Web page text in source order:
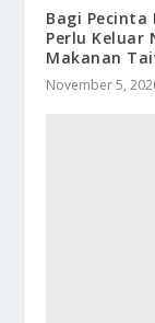
Bagi Pecinta
Perlu Keluar
Makanan
November 5,